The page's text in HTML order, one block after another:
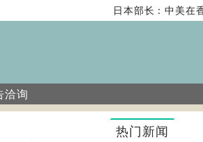
日本部长：中美在
洽询
热门新闻